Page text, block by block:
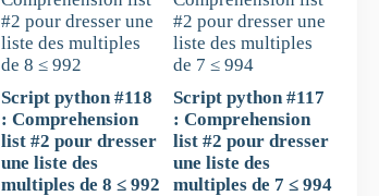
Script python #118
: Comprehension
list #2 pour dresser
une liste des
multiples de 8 ≤ 992
Script python #117
: Comprehension
list #2 pour dresser
une liste des
multiples de 7 ≤ 994